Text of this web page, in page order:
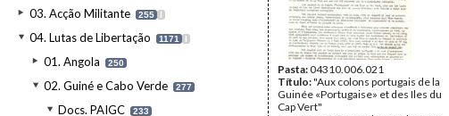
03. Acção Militante 255 I
04. Lutas de Libertação 1171 I
01. Angola 250
02. Guiné e Cabo Verde 277
Docs. PAIGC 233
Pasta:04310.006.021
Título:"Aux colons portugais de la
Guinée «Portugaise» et des Iles du
Cap Vert"